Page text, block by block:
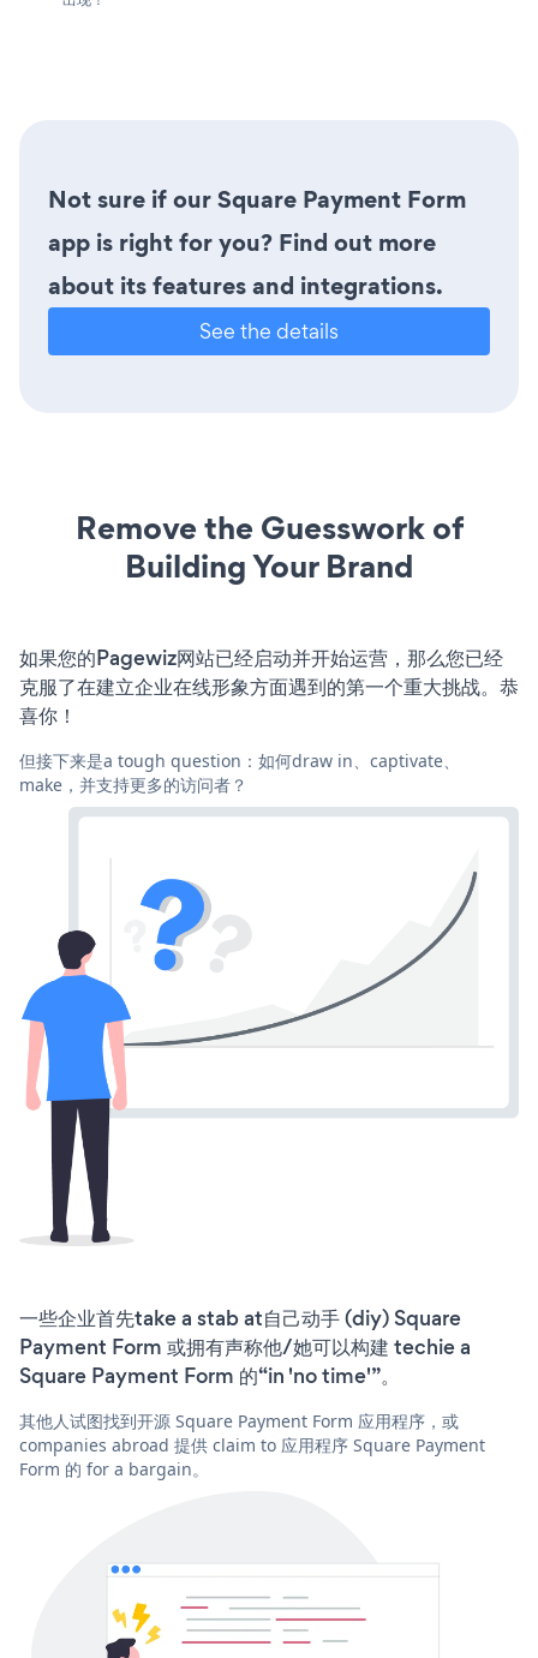
Not sure if our Square Payment Form
app is right for you? Find out more
about its features and integrations.
See the details
Remove the Guesswork of
Building Your Brand
如果您的Pagewiz网站已经启动并开始运营，那么您已经
克服了在建立企业在线形象方面遇到的第一个重大挑战。恭
喜你！
但接下来是a tough question：如何draw in、captivate、
make，并支持更多的访问者？
一些企业首先take a stab at自己动手 (diy) Square
Payment Form 或拥有声称他/她可以构建 techie a
Square Payment Form 的“in 'no time'”。
其他人试图找到开源 Square Payment Form 应用程序，或
companies abroad 提供 claim to 应用程序 Square Payment
Form 的 for a bargain。